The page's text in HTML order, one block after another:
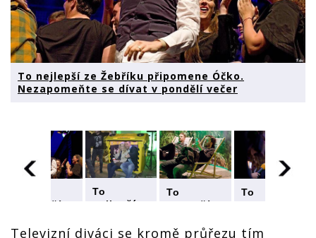
To nejlepší ze Žebříku připomene Óčko.
Nezapomeňte se dívat v pondělí večer
nejlepší
připomene
To
nejlepší
připomene
To
nejlepší
připomene
To
připomene
Televizní diváci se kromě průřezu tím